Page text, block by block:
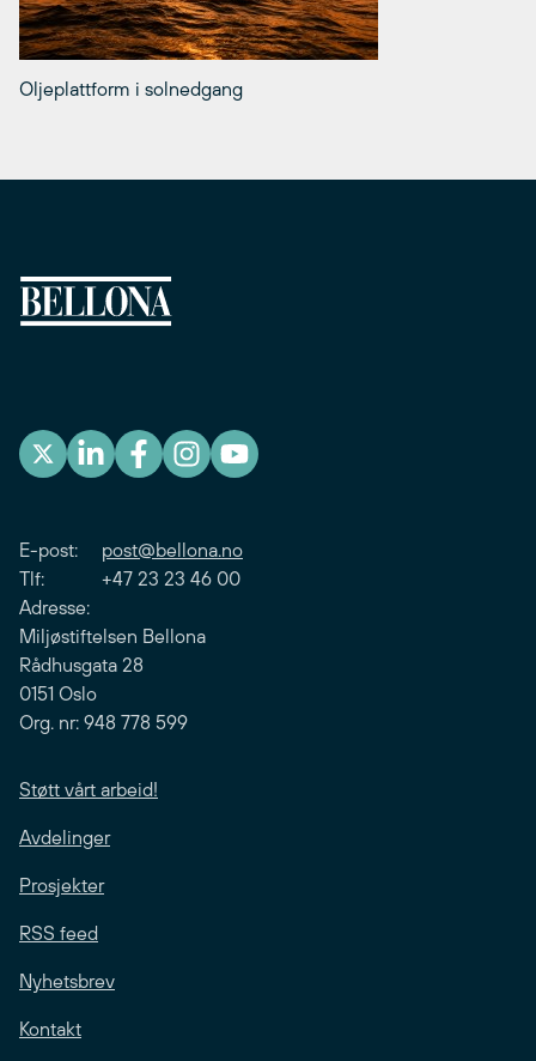
Oljeplattform i solnedgang
E-post: post@bellona.no
Tlf: +47 23 23 46 00
Adresse:
Miljøstiftelsen Bellona
Rådhusgata 28
0151 Oslo
Org. nr: 948 778 599
Støtt vårt arbeid!
Avdelinger
Prosjekter
RSS feed
Nyhetsbrev
Kontakt